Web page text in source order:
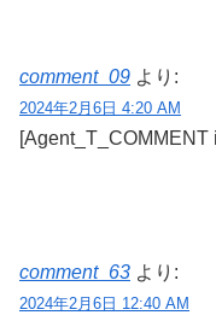
comment_09 より:
2024年2月6日 4:20 AM
[Agent_T_COMMENT
comment_63 より:
2024年2月6日 12:40 AM